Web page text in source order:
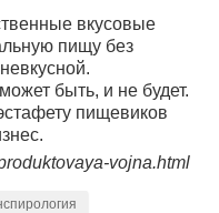
вкусовые
пищу без
быть, и не будет.
пищевиков
vojna.html